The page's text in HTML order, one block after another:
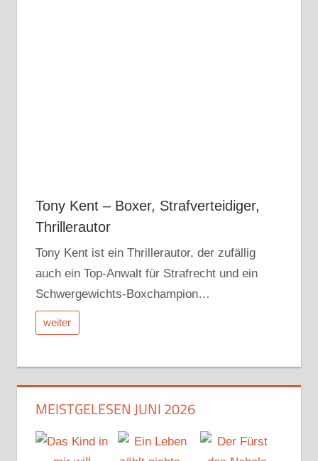
Tony Kent – Boxer, Strafverteidiger,
Thrillerautor
Tony Kent ist ein Thrillerautor, der zufällig
auch ein Top-Anwalt für Strafrecht und ein
Schwergewichts-Boxchampion…
weiter
MEISTGELESEN JUNI 2026